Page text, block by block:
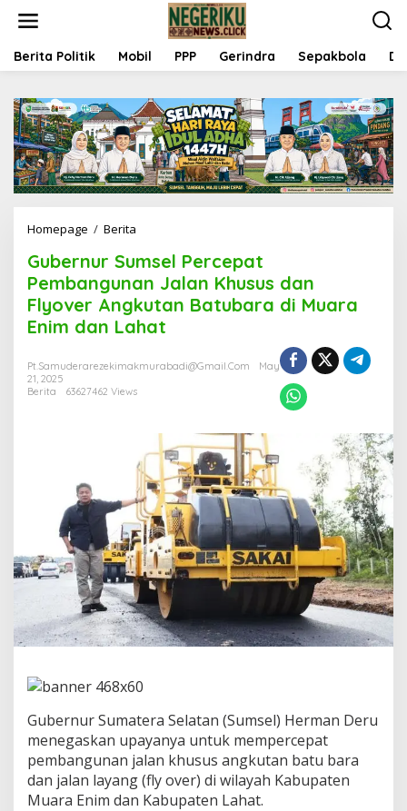
t
Berita Politik Mobil PPP Gerindra Sepakbola
Homepage / Berita
b
e
r
n
u
m
e
r
c
e
p
a
t
P
e
m
b
g
n
a
J
a
l
Gubernur Sumsel Percepat
Pembangunan Jalan Khusus dan
Flyover Angkutan Batubara di Muara
Enim dan Lahat
Pt.samuderarezekimakmurabadi@gmail.com
May
21, 2025
Berita
63627462 Views
Gubernur Sumatera Selatan (Sumsel) Herman Deru
menegaskan upayanya untuk mempercepat
pembangunan jalan khusus angkutan batu bara
dan jalan layang (fly over) di wilayah Kabupaten
Muara Enim dan Kabupaten Lahat.